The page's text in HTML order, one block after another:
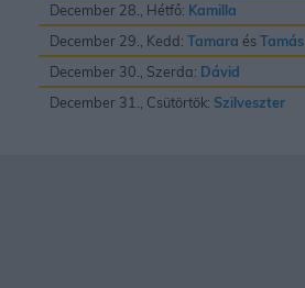
December 28., Hétfő: Kamilla
December 29., Kedd: Tamara ésTamás
December 30., Szerda: Dávid
December 31., Csütörtök: Szilveszter